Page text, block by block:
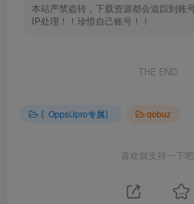
本站严禁盗转，下载资源都会追踪到账
IP处理！！珍惜自己账号！！
THE END
〖OppsUpro专属〗 qobuz
喜欢就支持一下吧